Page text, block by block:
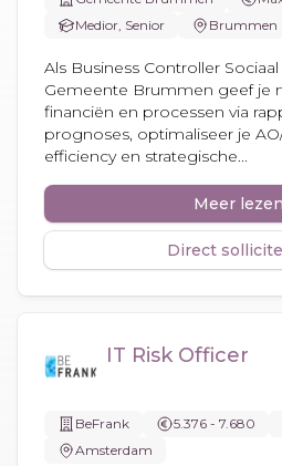
Medior, Senior
Brummen
Als Business Controller
Gemeente Brummen geef je
financiën en processen via
prognoses, optimaliseer je
efficiency en strategische...
Meer lezen
Direct
IT Risk Officer
BeFrank 5.376 - 7.680
Amsterdam